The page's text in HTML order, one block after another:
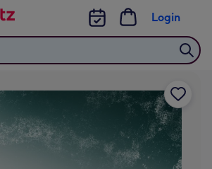
Login